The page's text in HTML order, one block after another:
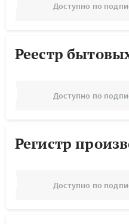
Доступно по
Реестр
Доступно по
Регистр
Доступно по